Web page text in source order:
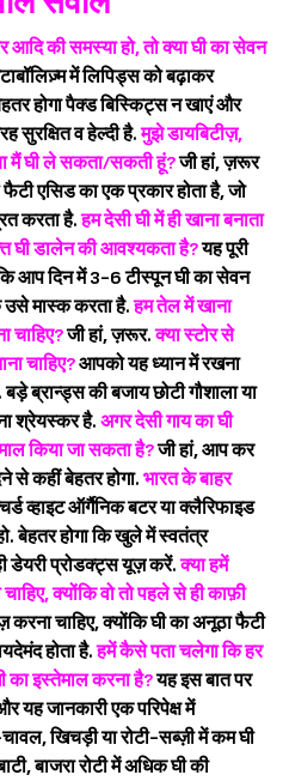
Sign in
आदि की समस्या हो, तो क्या घी का सेवन
में लिपिड्स को बढ़ाकर
होगा पैक्ड बिस्किट्स न खाएं और
सुरक्षित व हेल्दी है. मुझे डायबिटीज़,
मैं घी ले सकता/सकती हूं?जी हां, ज़रूर
एसिड का एक प्रकार होता है, जो
करता है. हम देसी घी में ही खाना बनाता
घी डालेन की आवश्यकता है?यह पूरी
आप दिन में 3-6 टीस्पून घी का सेवन
उसे मास्क करता है. हम तेल में खाना
चाहिए?जी हां, ज़रूर. क्या स्टोर से
चाहिए?आपको यह ध्यान में रखना
ब्रान्ड्स की बजाय छोटी गौशाला या
श्रेयस्कर है. अगर देसी गाय का घी
किया जा सकता है?जी हां, आप कर
से कहीं बेहतर होगा. भारत के बाहर
व्हाइट ऑर्गैनिक बटर या क्लैरिफाइड
बेहतर होगा कि खुले में स्वतंत्र
डेयरी प्रोडक्ट्स यूज़ करें. क्या हमें
क्योंकि वो तो पहले से ही काफ़ी
चाहिए, क्योंकि घी का अनूठा फैटी
होता है. हमें कैसे पता चलेगा कि हर
का इस्तेमाल करना है?यह इस बात पर
यह जानकारी एक परिपेक्ष में
खिचड़ी या रोटी-सब्ज़ी में कम घी
बाजरा रोटी में अधिक घी की